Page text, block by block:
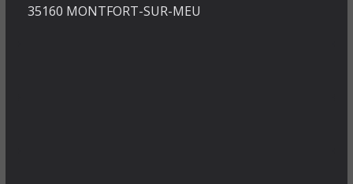
35160 MONTFORT-SUR-MEU